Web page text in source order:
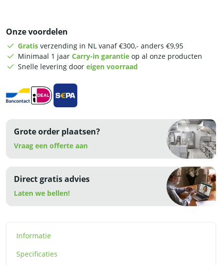
Onze voordelen
Gratis verzending in NL vanaf €300,- anders €9,95
Minimaal 1 jaar Carry-in garantie op al onze producten
Snelle levering door eigen voorraad
Grote order plaatsen?
Vraag een offerte aan
Direct gratis advies
Laten we bellen!
Informatie
Specificaties